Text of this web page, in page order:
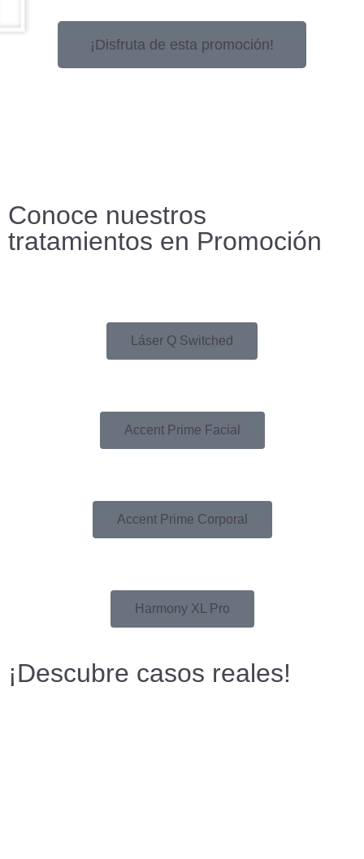
¡Disfruta de esta promoción!
Conoce nuestros
tratamientos en Promoción
Láser Q Switched
Accent Prime Facial
Accent Prime Corporal
Harmony XL Pro
¡Descubre casos reales!